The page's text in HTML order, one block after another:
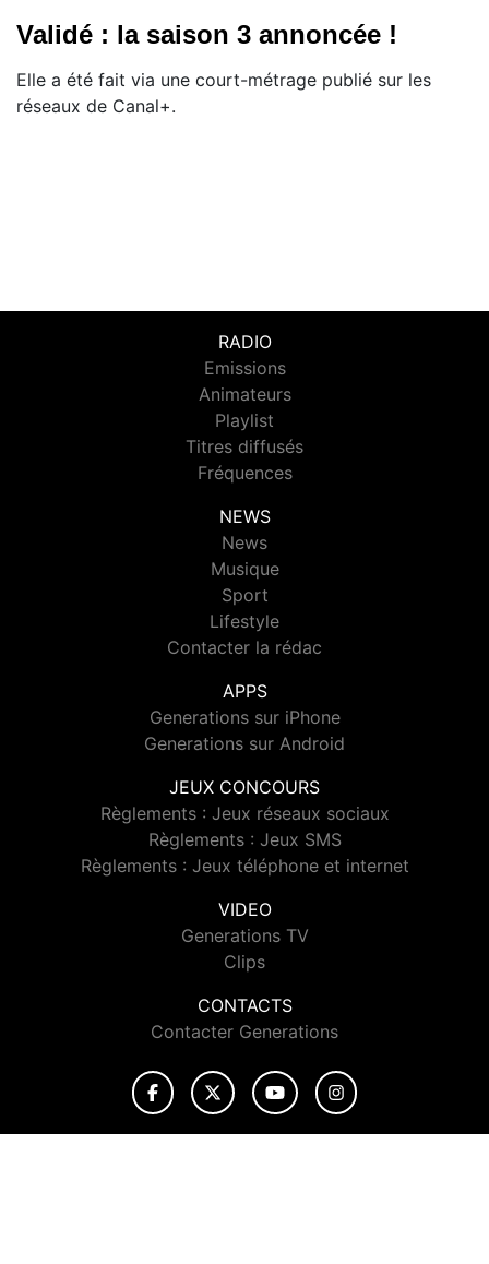
Validé : la saison 3 annoncée !
Elle a été fait via une court-métrage publié sur les
réseaux de Canal+.
RADIO
Emissions
Animateurs
Playlist
Titres diffusés
Fréquences
NEWS
News
Musique
Sport
Lifestyle
Contacter la rédac
APPS
Generations sur iPhone
Generations sur Android
JEUX CONCOURS
Règlements : Jeux réseaux sociaux
Règlements : Jeux SMS
Règlements : Jeux téléphone et internet
VIDEO
Generations TV
Clips
CONTACTS
Contacter Generations